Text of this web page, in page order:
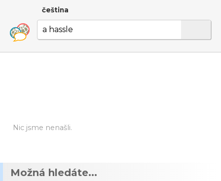
čeština
Nic jsme nenašli.
Možná hledáte...